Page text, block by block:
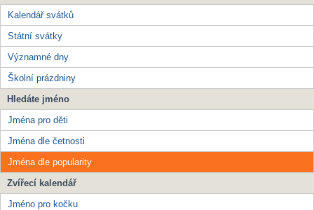
Kalendář svátků
Státní svátky
Významné dny
Školní prázdniny
Hledáte jméno
Jména pro děti
Jména dle četnosti
Jména dle popularity
Zvířecí kalendář
Jméno pro kočku